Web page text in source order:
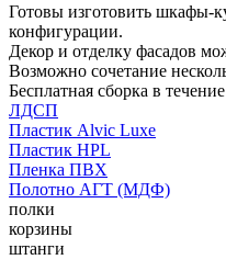
Готовы изготовить шкафы-
конфигурации.
Декор и отделку фасадов
Возможно сочетание
Бесплатная сборка в
ЛДСП
Пластик Alvic Luxe
Пластик HPL
Пленка ПВХ
Полотно АГТ (МДФ)
полки
корзины
штанги